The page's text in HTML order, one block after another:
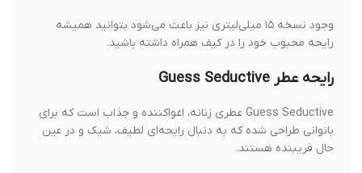
وجود نسخه ۱۵ میلی‌لیتری نیز باعث می‌شود بتوانید همیشه
رایحه محبوب خود را در کیف همراه داشته باشید.
رایحه عطر Guess Seductive
Guess Seductive عطری زنانه، اغواکننده و جذاب است که برای
بانوانی طراحی شده که به دنبال رایحه‌ای لطیف، شیک و در عین
حال فریبنده هستند.